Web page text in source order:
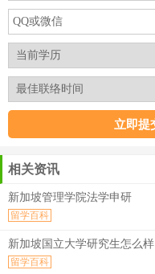
相关资讯
新加坡管理学院法学申研
留学百科
新加坡国立大学研究生怎么样
留学百科